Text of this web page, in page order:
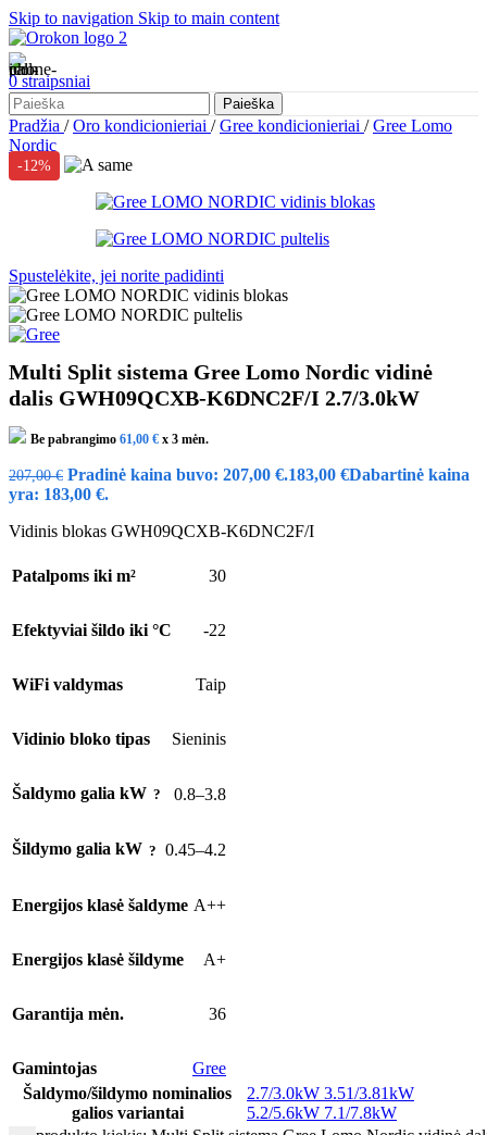
Skip to navigation Skip to main content
0straipsniai
Paieška
Pradžia / Oro kondicionieriai / Gree kondicionieriai / Gree Lomo
Nordic
-12%
Spustelėkite, jei norite padidinti
Multi Split sistema Gree Lomo Nordic vidinė
dalis GWH09QCXB-K6DNC2F/I 2.7/3.0kW
Be pabrangimo 61,00 € x 3 mėn.
207,00€ Pradinė kaina buvo: 207,00 €.183,00 €Dabartinė kaina
yra: 183,00 €.
Vidinis blokas GWH09QCXB-K6DNC2F/I
Patalpoms iki m² 30
Efektyviai šildo iki °C -22
WiFi valdymas Taip
Vidinio bloko tipas Sieninis
Šaldymo galia kW 0.8–3.8
Šildymo galia kW 0.45–4.2
Energijos klasė šaldyme A++
Energijos klasė šildyme A+
Garantija mėn. 36
Gamintojas
Gree
Šaldymo/šildymo nominalios
galios variantai
2.7/3.0kW 3.51/3.81kW
5.2/5.6kW 7.1/7.8kW